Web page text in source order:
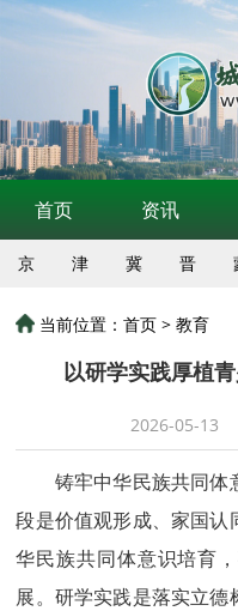
首页 资讯
京 津 冀 晋
当前位置：首页 >教育
以研学实践厚植
2026-05-13
铸牢中华民族共同体
段是价值观形成、家国认
华民族共同体意识培育
展。研学实践是落实立